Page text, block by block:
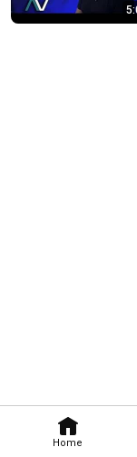
Home